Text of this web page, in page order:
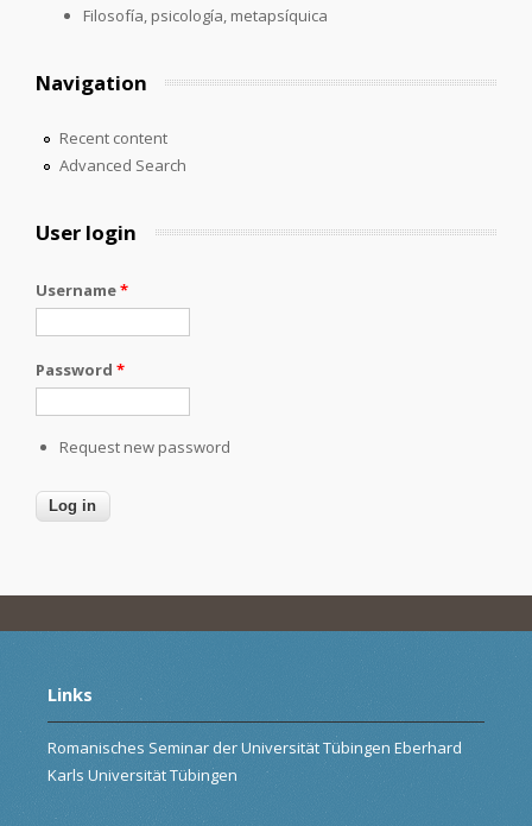
Filosofía, psicología, metapsíquica
Navigation
Recent content
Advanced Search
User login
Username*
Password *
Request new password
Links
Romanisches Seminar der Universität Tübingen Eberhard
Karls Universität Tübingen